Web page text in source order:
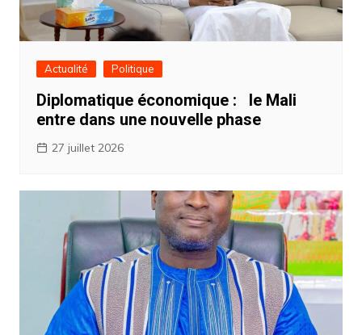
Actualité Politique
Diplomatique économique : ‎ ‎le Mali
entre dans une nouvelle phase
27 juillet 2026